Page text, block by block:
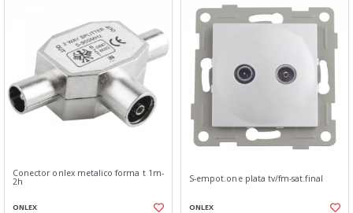
Conector onlex metalico forma t 1m-
2h
ONLEX
S-empot.one plata tv/fm-sat.final
ONLEX